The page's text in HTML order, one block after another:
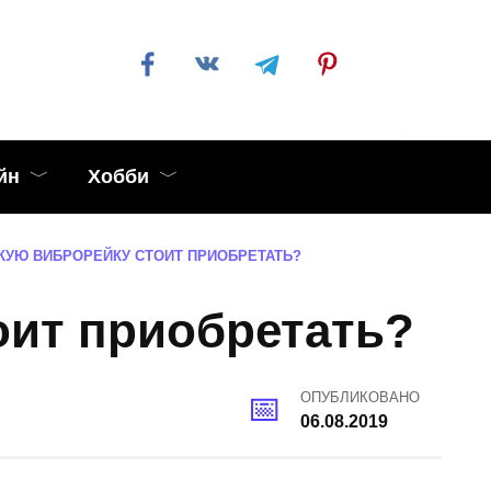
Хобби
ВИБРОРЕЙКУ СТОИТ ПРИОБРЕТАТЬ?
приобретать?
ОПУБЛИКОВАНО
06.08.2019